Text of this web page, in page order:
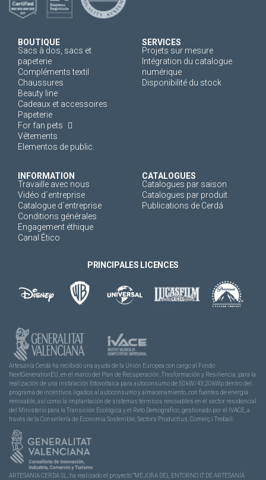
BOUTIQUE
Sacs à dos, sacs et
papeterie
Compléments textil
Chaussures
Beauty line
Cadeaux et accessoires
Papeterie
For fan pets
Vêtements
Elementos de public.
SERVICES
Projets sur mesure
Intégration du catalogue
numérique
Disponibilité du stock
INFORMATION
Travaille avec nous
Vidéo d´entreprise
Catalogue d´entreprise
Conditions générales
Engagement éthique
Canal Ético
CATALOGUES
Catalogues par saison
Catalogues par produit
Publications de Cerdá
PRINCIPALES LICENCES
Artesanía Cerdá ha recibido una ayuda de la Unión Europea con cargo al Fondo
NextGenerationEU, en el marco del Plan de Recuperación, Trasformación y Resiliencia, para la
realización de una instalación fotovoltaica para autoconsumo de 50kW/43,20kWp dentro del
programa de incentivos ligados al autoconsumo y almacenamiento, con fuentes de energía
renovable, así como la implantación de sistemas térmicos renovables en el sector residencial
del Ministerio para la Transición Ecológica y el Reto Demográfico, gestionado por el IVACE, a
través de la Consellería de Economía Sostenible, Sectors Productius, Comerç i Treball.
ARTESANIA CERDA SL, ha realizado el proyecto “MEJORA DEL ENTORNO IT DE ARTESANÍA